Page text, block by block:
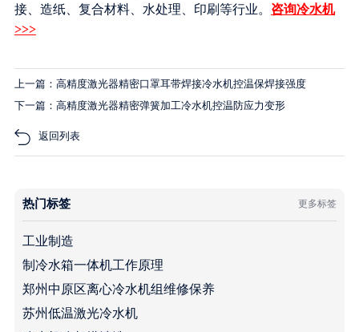
接、造纸、复合材料、水处理、印刷等行业。 咨询冷水机
>>>
上一篇：高精度激光器精密口罩耳带焊接冷水机控温保焊接强度
下一篇：高精度激光器精密弹簧加工冷水机控温防应力变形
返回列表
热门标签 更多标签
工业制造
制冷水箱一体机工作原理
郑州中原区离心冷水机组维修保养
苏州低温激光冷水机